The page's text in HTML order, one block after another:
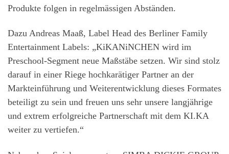
Produkte folgen in regelmässigen Abständen.
Dazu Andreas Maaß, Label Head des Berliner Family
Entertainment Labels: „KiKANiNCHEN wird im
Preschool-Segment neue Maßstäbe setzen. Wir sind stolz
darauf in einer Riege hochkarätiger Partner an der
Markteinführung und Weiterentwicklung dieses Formates
beteiligt zu sein und freuen uns sehr unsere langjährige
und extrem erfolgreiche Partnerschaft mit dem KI.KA
weiter zu vertiefen.“